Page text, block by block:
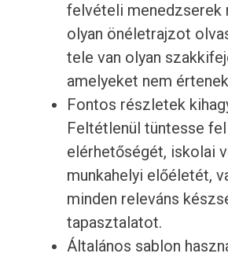
felvételi menedzserek
olyan önéletrajzot
tele van olyan
amelyeket nem
Fontos részletek
Feltétlenül tüntesse fel
elérhetőségét, iskolai
munkahelyi előéletét,
minden releváns
tapasztalatot.
Általános sablon